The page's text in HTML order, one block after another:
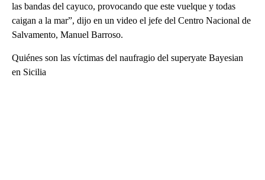
las bandas del cayuco, provocando que este vuelque y todas
caigan a la mar”, dijo en un video el jefe del Centro Nacional de
Salvamento, Manuel Barroso.
Quiénes son las víctimas del naufragio del superyate Bayesian
en Sicilia